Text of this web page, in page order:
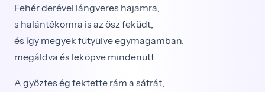
Fehér derével lángveres hajamra,
s halántékomra is az ősz feküdt,
és így megyek fütyülve egymagamban,
megáldva és leköpve mindenütt.
A győztes ég fektette rám a sátrát,